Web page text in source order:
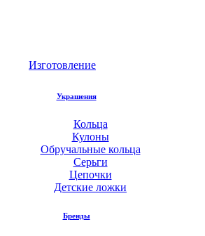
Изготовление
Украшения
Кольца
Кулоны
Обручальные кольца
Серьги
Цепочки
Детские ложки
Бренды